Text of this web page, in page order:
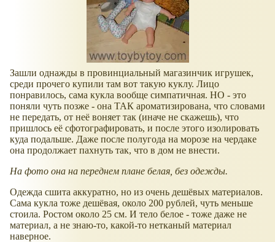
Зашли однажды в провинциальный магазинчик игрушек,
среди прочего купили там вот такую куклу. Лицо
понравилось, сама кукла вообще симпатичная. НО - это
поняли чуть позже - она ТАК ароматизирована, что словами
не передать, от неё воняет так (иначе не скажешь), что
пришлось её сфотографировать, и после этого изолировать
куда подальше. Даже после полугода на морозе на чердаке
она продолжает пахнуть так, что в дом не внести.
На фото она на переднем плане белая, без одежды.
Одежда сшита аккуратно, но из очень дешёвых материалов.
Сама кукла тоже дешёвая, около 200 рублей, чуть меньше
стоила. Ростом около 25 см. И тело белое - тоже даже не
материал, а не знаю-то, какой-то нетканый материал
наверное.